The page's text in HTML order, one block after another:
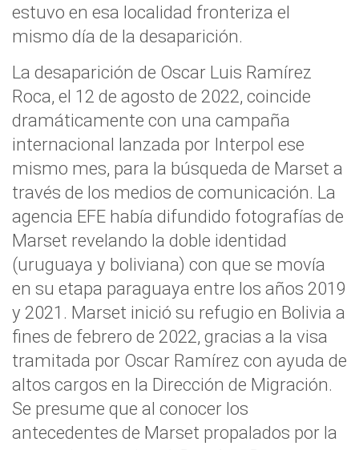
estuvo en esa localidad fronteriza el
mismo día de la desaparición.
La desaparición de Oscar Luis Ramírez
Roca, el 12 de agosto de 2022, coincide
dramáticamente con una campaña
internacional lanzada por Interpol ese
mismo mes, para la búsqueda de Marset a
través de los medios de comunicación. La
agencia EFE había difundido fotografías de
Marset revelando la doble identidad
(uruguaya y boliviana) con que se movía
en su etapa paraguaya entre los años 2019
y 2021. Marset inició su refugio en Bolivia a
fines de febrero de 2022, gracias a la visa
tramitada por Oscar Ramírez con ayuda de
altos cargos en la Dirección de Migración.
Se presume que al conocer los
antecedentes de Marset propalados por la